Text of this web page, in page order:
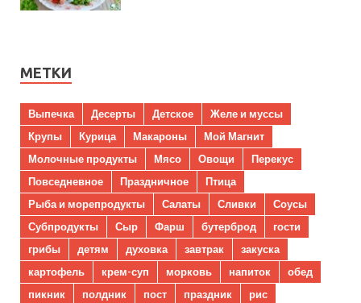
МЕТКИ
Выпечка Десерты Детское
Желе и муссы
Крупы
Курица Макароны
Мой Магнит
Молочные продукты
Мясо Овощи
Перекус
Повседневное
Праздничное
Птица
Рыба и морепродукты
Салаты Сливки
Соусы
Субпродукты
Сыр Фарш бутерброд
гости
грибы
детям духовка завтрак
закуска
картофель
крем-суп морковь напиток
обед
пикник
полдник пост праздник
рис